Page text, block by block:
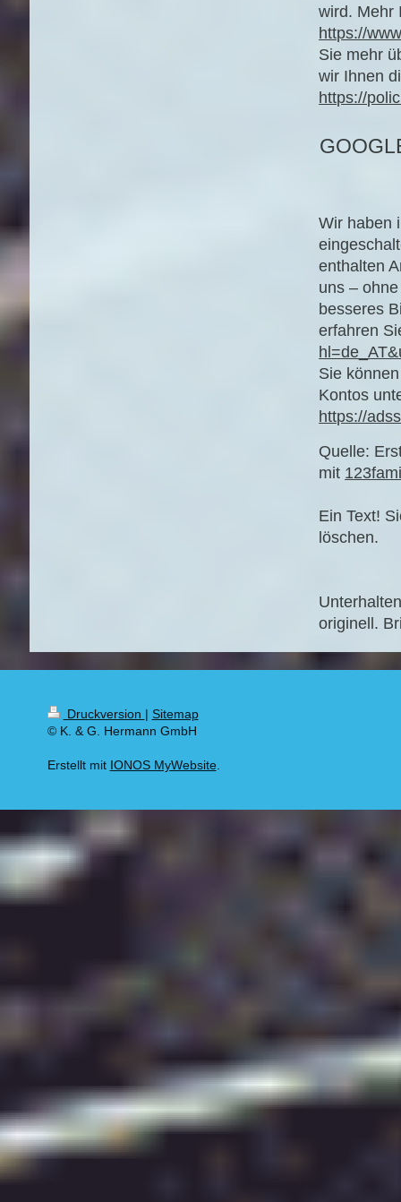
wird. Mehr
https://
Sie mehr
wir Ihnen
https://
Wir haben
enthalten
uns –
besseres
erfahren
Sie
Kontos
https://
Quelle:
mit
Ein Text!
löschen.
originell.
Druckversion | Sitemap
© K. & G. Hermann GmbH
Erstellt mit IONOS MyWebsite.